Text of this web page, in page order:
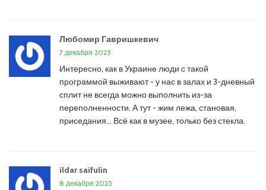
Любомир Гавришкевич
7 декабря 2025
Интересно, как в Украине люди с такой
программой выживают - у нас в залах и 3-дневный
сплит не всегда можно выполнить из-за
переполненности. А тут - жим лежа, становая,
приседания... Всё как в музее, только без стекла.
ildar saifulin
8 декабря 2025